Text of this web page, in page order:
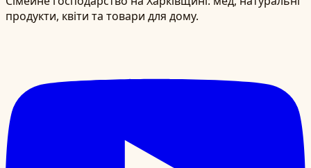
продукти, квіти та товари для дому.